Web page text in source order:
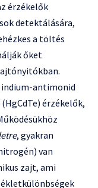
érzékelők
detektálására,
a töltés
őket
antimonid
érzékelők,
, gyakran
van
zajt, ami